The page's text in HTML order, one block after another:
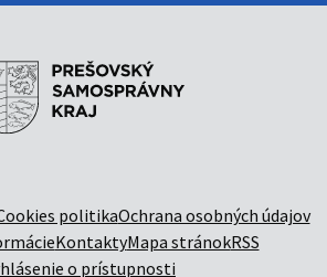
politikaOchrana osobných údajov
KontaktyMapa stránokRSS
o prístupnosti